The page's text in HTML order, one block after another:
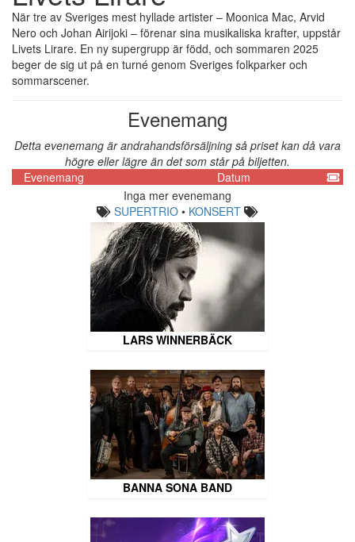
När tre av Sveriges mest hyllade artister – Moonica Mac, Arvid
Nero och Johan Airijoki – förenar sina musikaliska krafter, uppstår
Livets Lirare. En ny supergrupp är född, och sommaren 2025
beger de sig ut på en turné genom Sveriges folkparker och
sommarscener.
Evenemang
Detta evenemang är andrahandsförsäljning så priset kan då vara
högre eller lägre än det som står på biljetten.
Evenemang
Datum
Inga mer evenemang
SUPERTRIO • KONSERT
LARS WINNERBÄCK
BANNA SONA BAND